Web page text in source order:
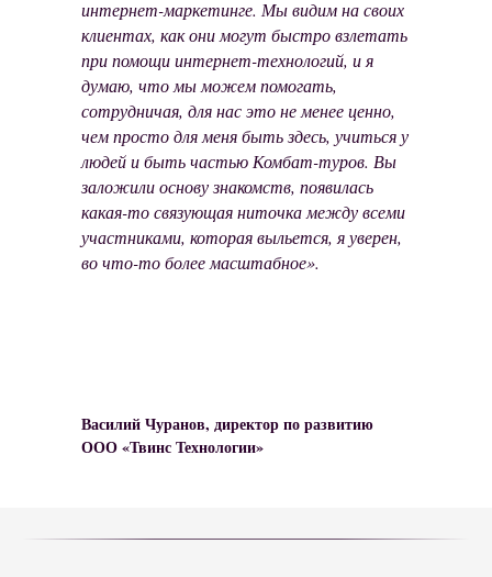
интернет-маркетинге. Мы видим на своих
клиентах, как они могут быстро взлетать
при помощи интернет-технологий, и я
думаю, что мы можем помогать,
сотрудничая, для нас это не менее ценно,
чем просто для меня быть здесь, учиться у
людей и быть частью Комбат-туров. Вы
заложили основу знакомств, появилась
какая-то связующая ниточка между всеми
участниками, которая выльется, я уверен,
во что-то более масштабное».
Василий Чуранов, директор по развитию
ООО «Твинс Технологии»